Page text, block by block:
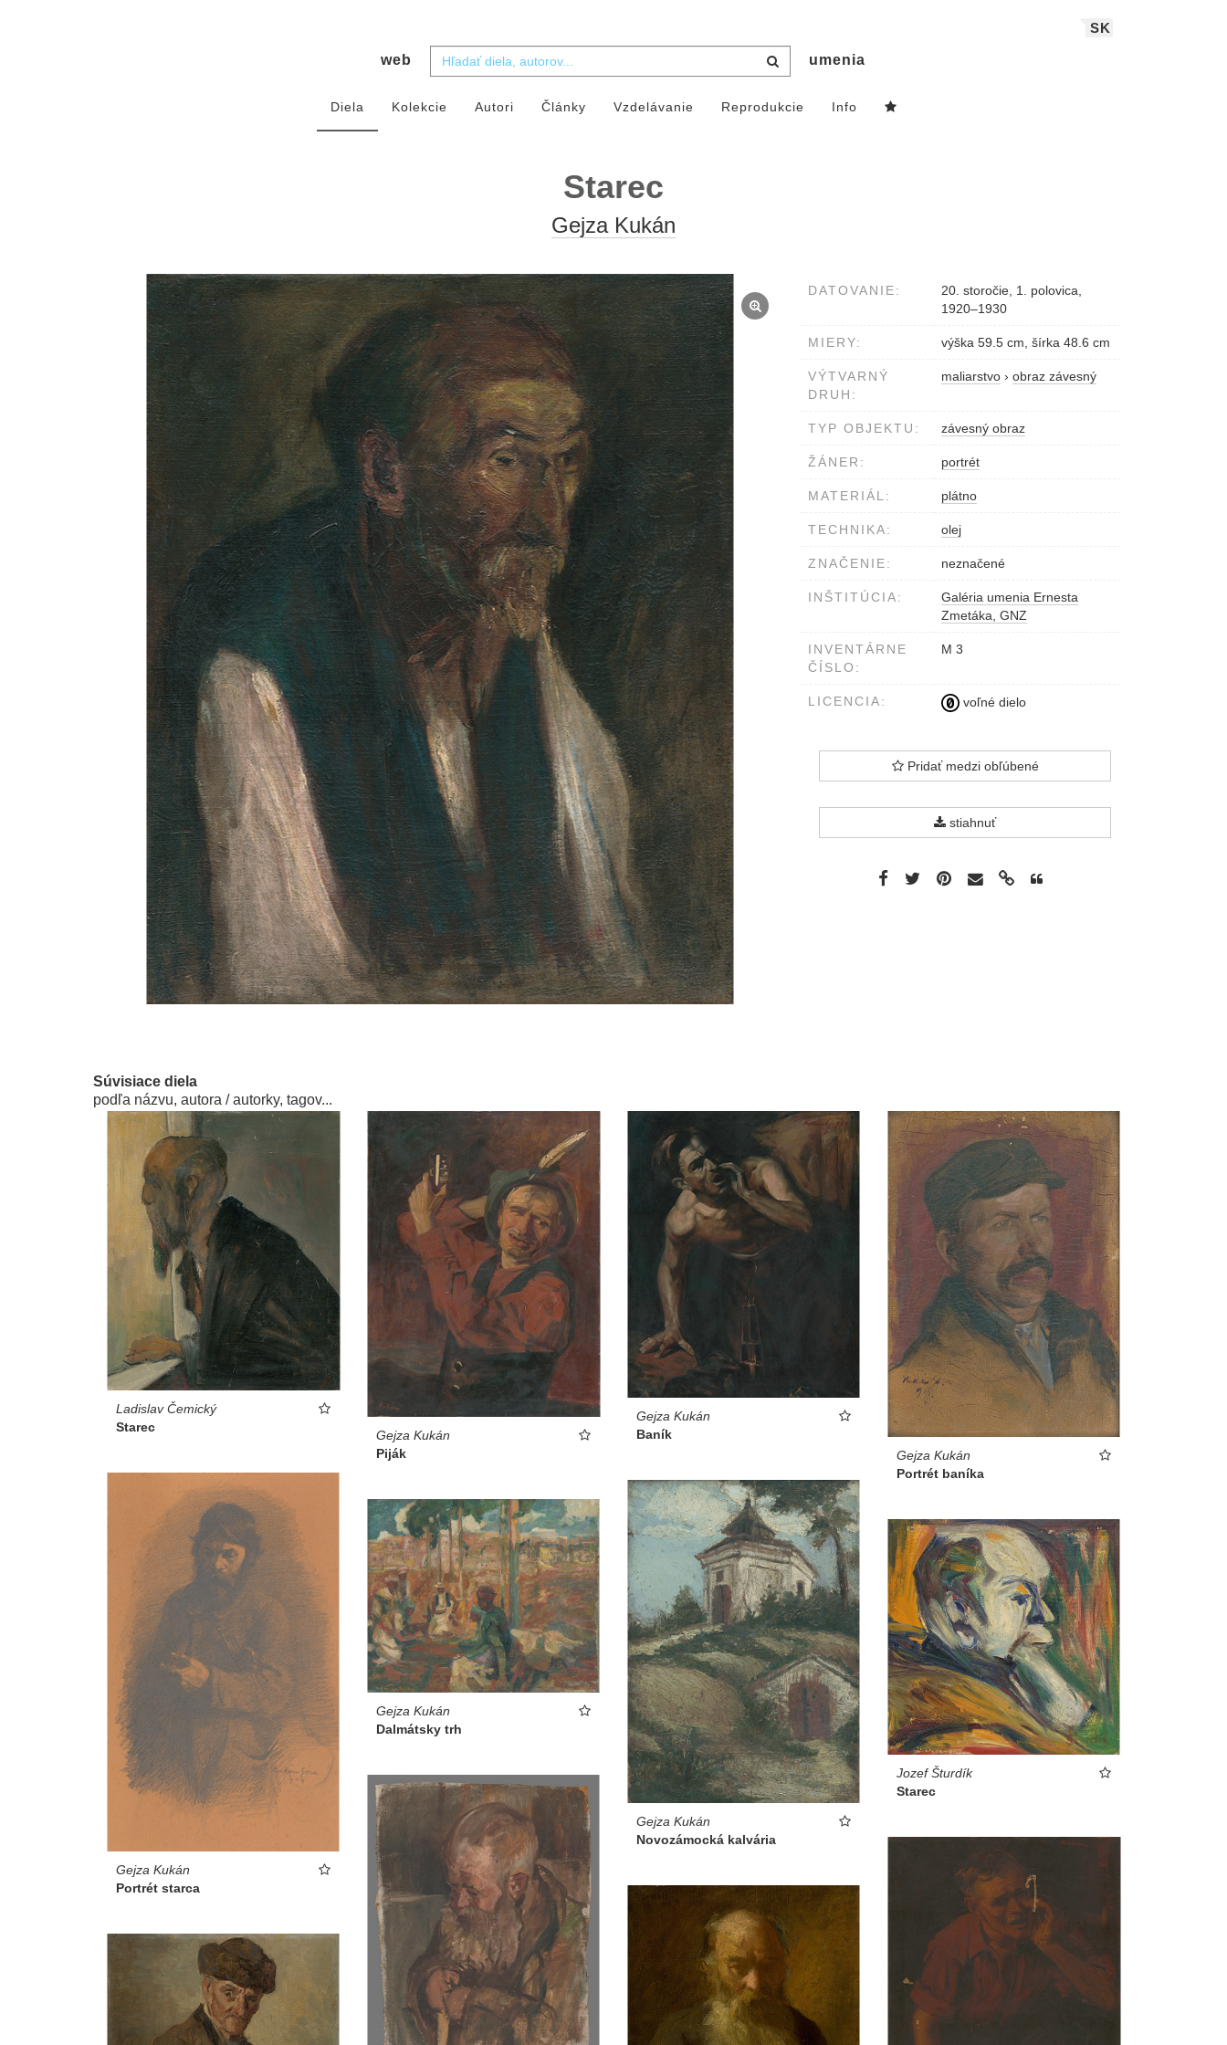
SK
web umenia
Diela Kolekcie Autori Články Vzdelávanie Reprodukcie Info
Starec
Gejza Kukán
DATOVANIE:
20. storočie, 1. polovica,
1920–1930
MIERY: výška 59.5 cm, šírka 48.6 cm
VÝTVARNÝ
DRUH:
maliarstvo › obraz závesný
TYP OBJEKTU: závesný obraz
ŽÁNER: portrét
MATERIÁL: plátno
TECHNIKA: olej
ZNAČENIE: neznačené
INŠTITÚCIA:
Galéria umenia Ernesta
Zmetáka, GNZ
INVENTÁRNE
ČÍSLO:
M 3
LICENCIA: voľné dielo
Pridať medzi obľúbené
stiahnuť
Súvisiace diela
podľa názvu, autora / autorky, tagov...
Ladislav Čemický
Starec
Gejza Kukán
Piják
Gejza Kukán
Baník
Gejza Kukán
Portrét baníka
Gejza Kukán
Portrét starca
Gejza Kukán
Novozámocká kalvária
Gejza Kukán
Dalmátsky trh
Jozef Šturdík
Starec